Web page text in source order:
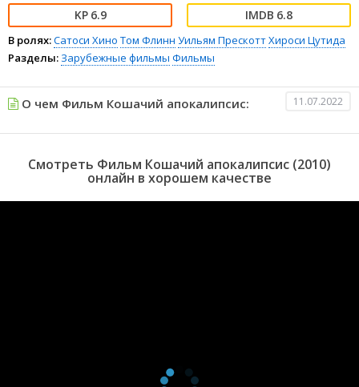
6.9 6.8
В ролях:Сатоси Хино Том Флинн Уильям ПрескоттХироси Цутида
Разделы: Зарубежные фильмы Фильмы
О чем Фильм Кошачий апокалипсис: 11.07.2022
Смотреть Фильм Кошачий апокалипсис (2010)
онлайн в хорошем качестве